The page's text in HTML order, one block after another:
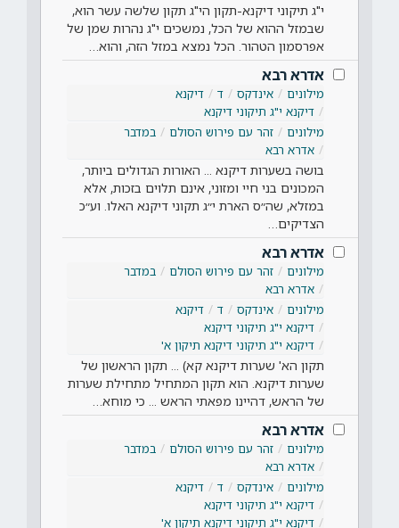
י"ג תיקוני דיקנא-תקון הי"ג תקון שלשה עשר הוא,
שבמזל ההוא של הכל, נמשכים י"ג נהרות שמן של
אפרסמון הטהור. הכל נמצא במזל הזה, והוא…
אדרא רבא
מילונים אינדקס ד
דיקנא
דיקנא י"ג תיקוני דיקנא
מילונים
זהר עם פירוש הסולם
במדבר
אדרא רבא
בושה בשערות דיקנא ... האורות הגדולים ביותר,
המכונים בני חיי ומזוני, אינם תלוים בזכות, אלא
במזלא, שה״ס הארת י״ג תקוני דיקנא האלו. וע״כ
הצדיקים…
אדרא רבא
מילונים זהר עם פירוש הסולם
במדבר
אדרא רבא
מילונים
אינדקס ד
דיקנא
דיקנא י"ג תיקוני דיקנא
דיקנא י"ג תיקוני דיקנא תיקון א'
תקון הא' שערות דיקנא קא) ... תקון הראשון של
שערות דיקנא. הוא תקון המתחיל מתחילת שערות
של הראש, דהיינו מפאתי הראש ... כי מוחא…
אדרא רבא
מילונים זהר עם פירוש הסולם
במדבר
אדרא רבא
מילונים
אינדקס ד
דיקנא
דיקנא י"ג תיקוני דיקנא
דיקנא י"ג תיקוני דיקנא תיקון א'